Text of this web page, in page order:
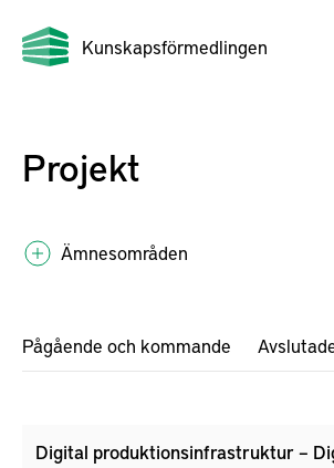
Kunskapsförmedlingen
Projekt
Ämnesområden
Pågående och kommande
Digital produktionsinfrastruktur –